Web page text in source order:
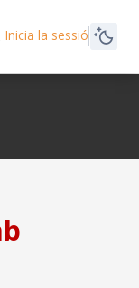
Inicia la sessió